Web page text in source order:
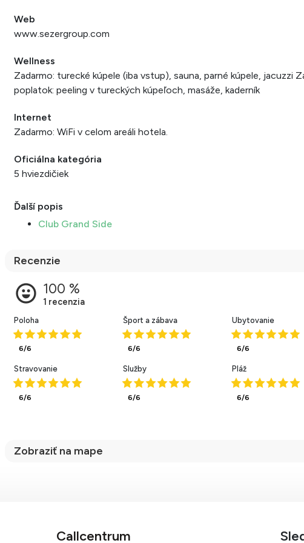
Web
www.sezergroup.com
Wellness
Zadarmo: turecké kúpele (iba vstup), sauna, parné kúpele, jacuzzi
poplatok: peeling v tureckých kúpeľoch, masáže, kaderník
Internet
Zadarmo: WiFi v celom areáli hotela.
Oficiálna kategória
5 hviezdičiek
Ďalší popis
Club Grand Side
Recenzie
Poloha
6/6
Šport a zábava
6/6
Ubytovanie
6/6
Stravovanie
6/6
Služby
6/6
Pláž
6/6
Zobraziť na mape
Callcentrum